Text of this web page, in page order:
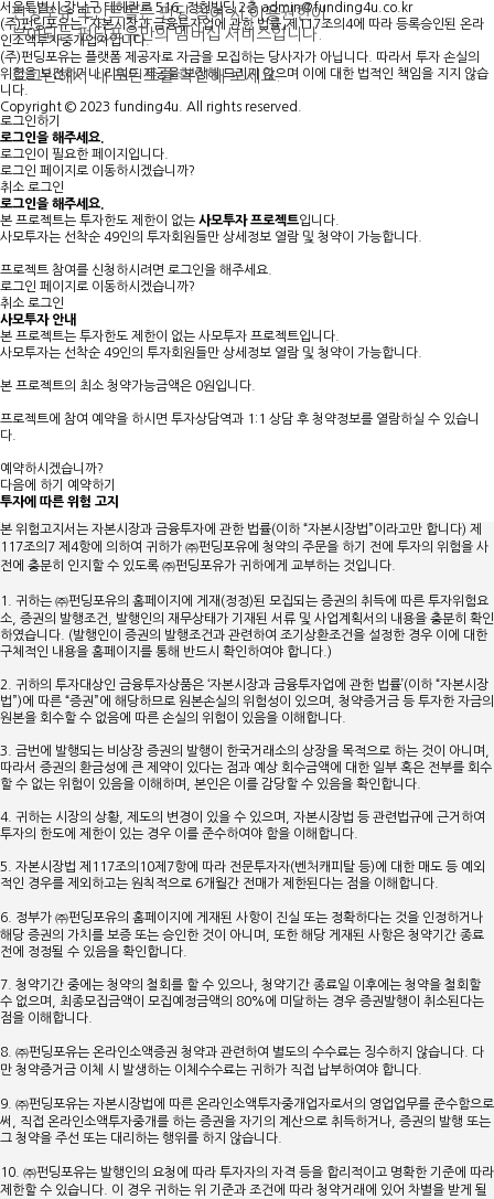
서울특별시 강남구 테헤란로 516, 정헌빌딩 2층 admin@funding4u.co.kr
(주)펀딩포유는 「자본시장과 금융투자업에 관한 법률」제117조의4에 따라 등록승인된 온라
인소액투자중개업자입니다.
(주)펀딩포유는 플랫폼 제공자로 자금을 모집하는 당사자가 아닙니다. 따라서 투자 손실의
위험을 보전하거나 리워드 제공을 보장해 드리지 않으며 이에 대한 법적인 책임을 지지 않습
니다.
Copyright © 2023 funding4u. All rights reserved.
펀딩포유 포인트몰은 펀딩 참여 시 이용권한이
부여되는 펀딩포유만의 멤버십 서비스입니다.
로그인해서 내 포인트를 확인해 보세요.
로그인하기
로그인을 해주세요.
로그인이 필요한 페이지입니다.
로그인 페이지로 이동하시겠습니까?
취소 로그인
로그인을 해주세요.
본 프로젝트는 투자한도 제한이 없는 사모투자 프로젝트입니다.
사모투자는 선착순 49인의 투자회원들만 상세정보 열람 및 청약이 가능합니다.
프로젝트 참여를 신청하시려면 로그인을 해주세요.
로그인 페이지로 이동하시겠습니까?
취소 로그인
사모투자 안내
본 프로젝트는 투자한도 제한이 없는 사모투자 프로젝트입니다.
사모투자는 선착순 49인의 투자회원들만 상세정보 열람 및 청약이 가능합니다.
본 프로젝트의 최소 청약가능금액은 0원 입니다.
프로젝트에 참여 예약을 하시면 투자상담역과 1:1 상담 후 청약정보를 열람하실 수 있습니
다.
예약하시겠습니까?
다음에 하기
예약하기
투자에 따른 위험 고지
본 위험고지서는 자본시장과 금융투자에 관한 법률(이하 “자본시장법”이라고만 합니다) 제
117조의7 제4항에 의하여 귀하가 ㈜펀딩포유에 청약의 주문을 하기 전에 투자의 위험을 사
전에 충분히 인지할 수 있도록 ㈜펀딩포유가 귀하에게 교부하는 것입니다.
1. 귀하는 ㈜펀딩포유의 홈페이지에 게재(정정)된 모집되는 증권의 취득에 따른 투자위험요
소, 증권의 발행조건, 발행인의 재무상태가 기재된 서류 및 사업계획서의 내용을 충분히 확인
하였습니다. (발행인이 증권의 발행조건과 관련하여 조기상환조건을 설정한 경우 이에 대한
구체적인 내용을 홈페이지를 통해 반드시 확인하여야 합니다.)
2. 귀하의 투자대상인 금융투자상품은 ‘자본시장과 금융투자업에 관한 법률’(이하 “자본시장
법”)에 따른 “증권”에 해당하므로 원본손실의 위험성이 있으며, 청약증거금 등 투자한 자금의
원본을 회수할 수 없음에 따른 손실의 위험이 있음을 이해합니다.
3. 금번에 발행되는 비상장 증권의 발행이 한국거래소의 상장을 목적으로 하는 것이 아니며,
따라서 증권의 환금성에 큰 제약이 있다는 점과 예상 회수금액에 대한 일부 혹은 전부를 회수
할 수 없는 위험이 있음을 이해하며, 본인은 이를 감당할 수 있음을 확인합니다.
4. 귀하는 시장의 상황, 제도의 변경이 있을 수 있으며, 자본시장법 등 관련법규에 근거하여
투자의 한도에 제한이 있는 경우 이를 준수하여야 함을 이해합니다.
5. 자본시장법 제117조의10제7항에 따라 전문투자자(벤처캐피탈 등)에 대한 매도 등 예외
적인 경우를 제외하고는 원칙적으로 6개월간 전매가 제한된다는 점을 이해합니다.
6. 정부가 ㈜펀딩포유의 홈페이지에 게재된 사항이 진실 또는 정확하다는 것을 인정하거나
해당 증권의 가치를 보증 또는 승인한 것이 아니며, 또한 해당 게재된 사항은 청약기간 종료
전에 정정될 수 있음을 확인합니다.
7. 청약기간 중에는 청약의 철회를 할 수 있으나, 청약기간 종료일 이후에는 청약을 철회할
수 없으며, 최종모집금액이 모집예정금액의 80%에 미달하는 경우 증권발행이 취소된다는
점을 이해합니다.
8. ㈜펀딩포유는 온라인소액증권 청약과 관련하여 별도의 수수료는 징수하지 않습니다. 다
만 청약증거금 이체 시 발생하는 이체수수료는 귀하가 직접 납부하여야 합니다.
9. ㈜펀딩포유는 자본시장법에 따른 온라인소액투자중개업자로서의 영업업무를 준수함으로
써, 직접 온라인소액투자중개를 하는 증권을 자기의 계산으로 취득하거나, 증권의 발행 또는
그 청약을 주선 또는 대리하는 행위를 하지 않습니다.
10. ㈜펀딩포유는 발행인의 요청에 따라 투자자의 자격 등을 합리적이고 명확한 기준에 따라
제한할 수 있습니다. 이 경우 귀하는 위 기준과 조건에 따라 청약거래에 있어 차별을 받게 될